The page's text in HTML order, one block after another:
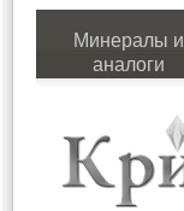
Минералы и
аналоги